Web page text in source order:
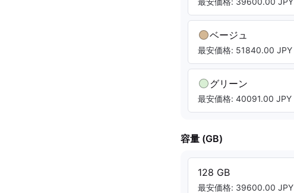
ベージュ
最安価格: 51840.00 JPY
グリーン
最安価格: 40091.00 JPY
容量 (GB)
128 GB
最安価格: 39600.00 JPY